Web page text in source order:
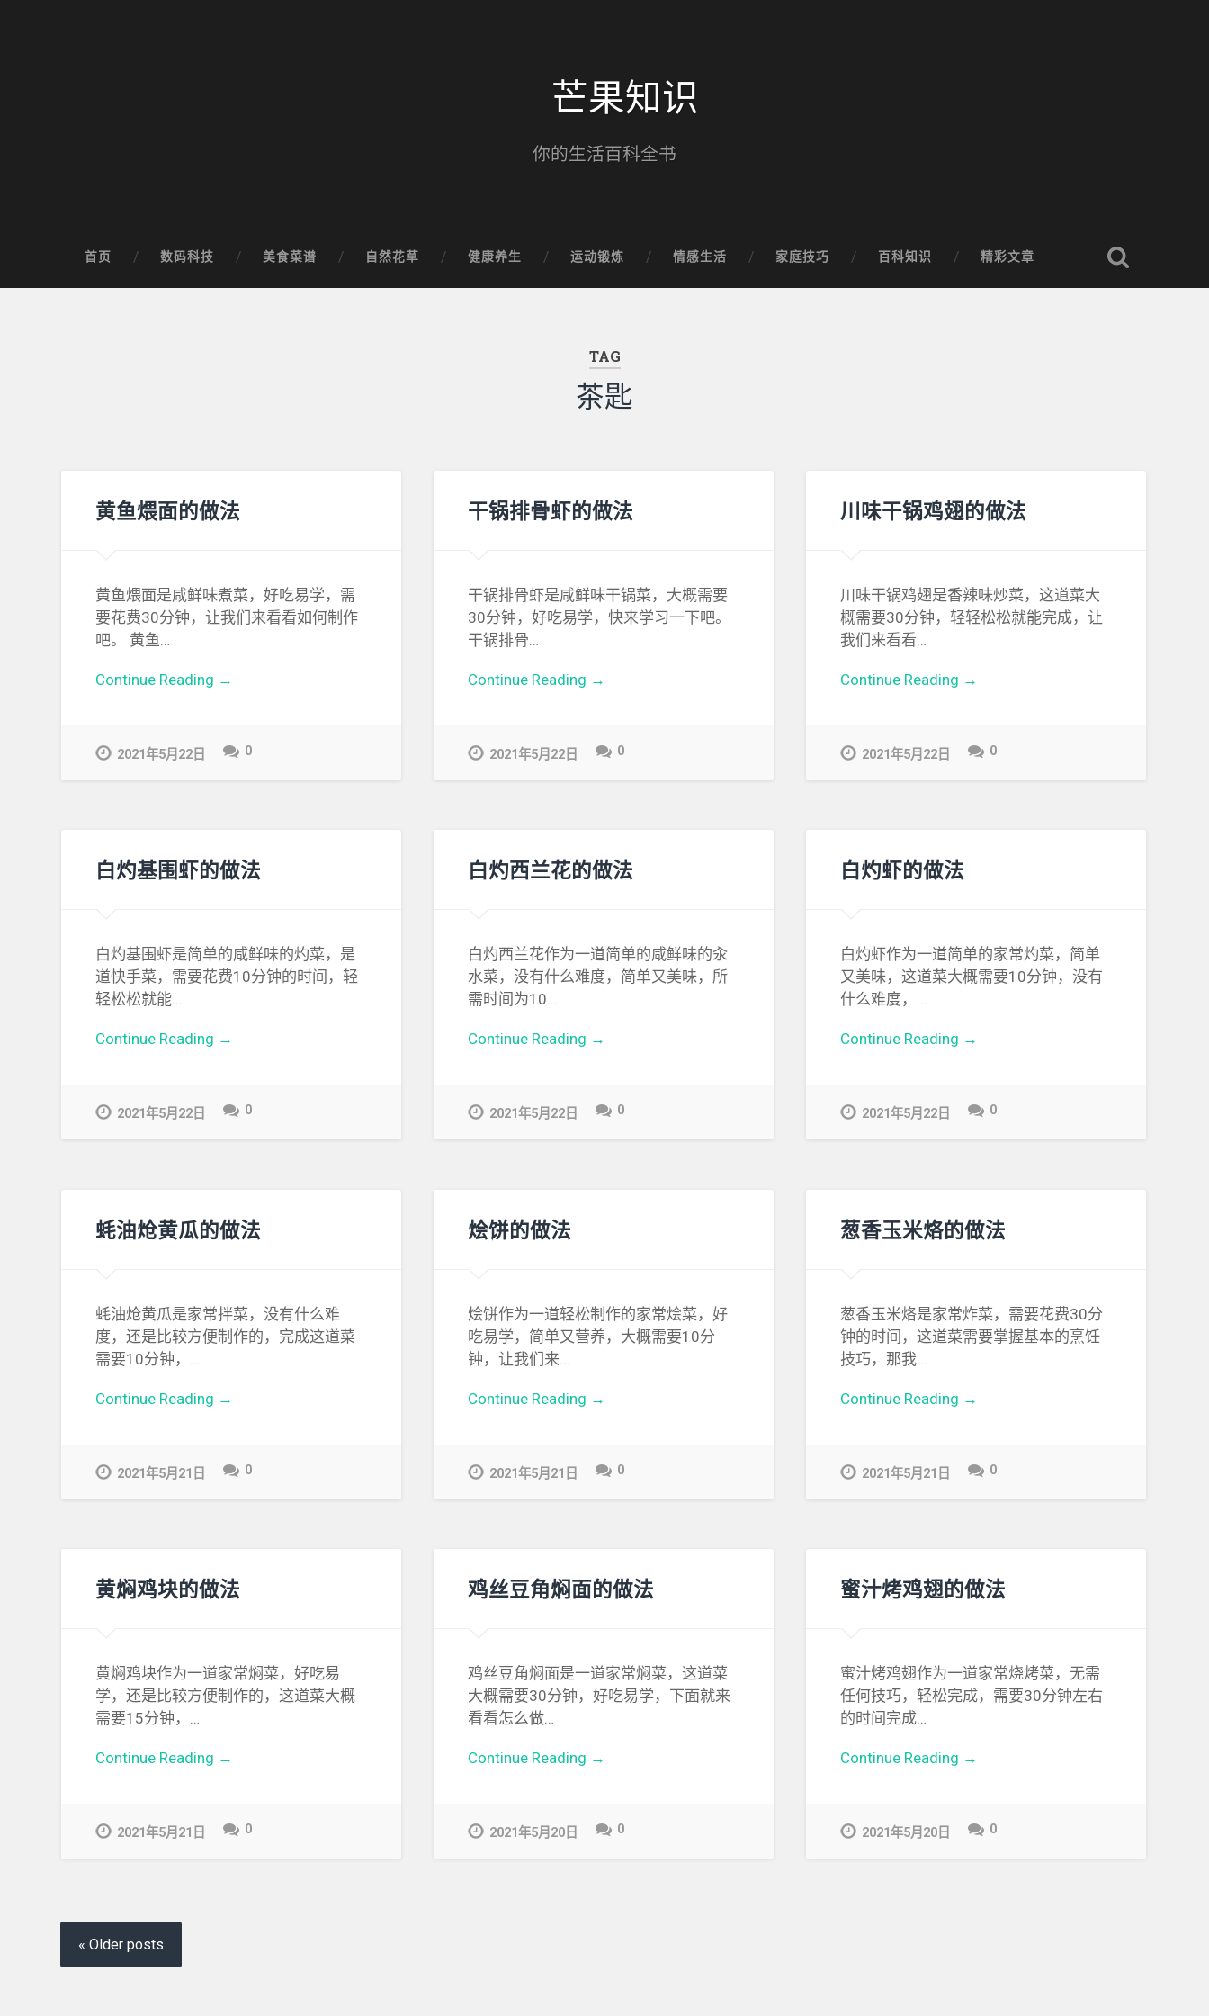
芒果知识
你的生活百科全书
首页 数码科技 美食菜谱 自然花草 健康养生 运动锻炼 情感生活 家庭技巧 百科知识 精彩文章
TAG
茶匙
黄鱼煨面的做法
黄鱼煨面是咸鲜味煮菜，好吃易学，需
要花费30分钟，让我们来看看如何制作
吧。 黄鱼…
Continue Reading →
2021年5月22日 0
干锅排骨虾的做法
干锅排骨虾是咸鲜味干锅菜，大概需要
30分钟，好吃易学，快来学习一下吧。
干锅排骨…
Continue Reading →
2021年5月22日 0
川味干锅鸡翅的做法
川味干锅鸡翅是香辣味炒菜，这道菜大
概需要30分钟，轻轻松松就能完成，让
我们来看看…
Continue Reading →
2021年5月22日 0
白灼基围虾的做法
白灼基围虾是简单的咸鲜味的灼菜，是
道快手菜，需要花费10分钟的时间，轻
轻松松就能…
Continue Reading →
2021年5月22日 0
白灼西兰花的做法
白灼西兰花作为一道简单的咸鲜味的汆
水菜，没有什么难度，简单又美味，所
需时间为10…
Continue Reading →
2021年5月22日 0
白灼虾的做法
白灼虾作为一道简单的家常灼菜，简单
又美味，这道菜大概需要10分钟，没有
什么难度，…
Continue Reading →
2021年5月22日 0
蚝油炝黄瓜的做法
蚝油炝黄瓜是家常拌菜，没有什么难
度，还是比较方便制作的，完成这道菜
需要10分钟，…
Continue Reading →
2021年5月21日 0
烩饼的做法
烩饼作为一道轻松制作的家常烩菜，好
吃易学，简单又营养，大概需要10分
钟，让我们来…
Continue Reading →
2021年5月21日 0
葱香玉米烙的做法
葱香玉米烙是家常炸菜，需要花费30分
钟的时间，这道菜需要掌握基本的烹饪
技巧，那我…
Continue Reading →
2021年5月21日 0
黄焖鸡块的做法
黄焖鸡块作为一道家常焖菜，好吃易
学，还是比较方便制作的，这道菜大概
需要15分钟，…
Continue Reading →
2021年5月21日 0
鸡丝豆角焖面的做法
鸡丝豆角焖面是一道家常焖菜，这道菜
大概需要30分钟，好吃易学，下面就来
看看怎么做…
Continue Reading →
2021年5月20日 0
蜜汁烤鸡翅的做法
蜜汁烤鸡翅作为一道家常烧烤菜，无需
任何技巧，轻松完成，需要30分钟左右
的时间完成…
Continue Reading →
2021年5月20日 0
« Older posts